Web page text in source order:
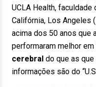
UCLA Health,
Califórnia, Los Angeles
acima dos 50 anos que
performaram melhor
cerebral do que as que
informações são do